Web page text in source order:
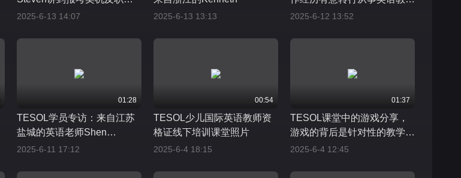
发展
2025-6-13 14:07 2025-6-13 13:13
工作
2025-6-12 13:52
01:28
TESOL学员专访：来自江苏
盐城的英语老师Shen
Guanlan
2025-6-11 17:12
00:54
TESOL少儿国际英语教师资
格证线下培训课堂照片
2025-6-4 18:15
01:37
TESOL课堂中的游戏分享，
游戏的背后是针对性的教学方
法
2025-6-4 12:45